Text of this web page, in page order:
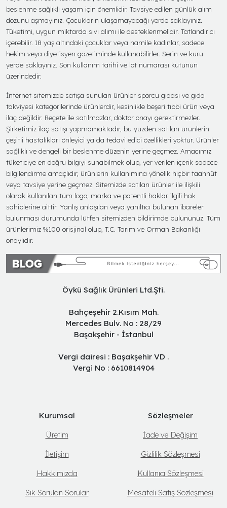
beslenme sağlıklı yaşam için önemlidir. Tavsiye edilen günlük alım
dozunu aşmayınız. Çocukların ulaşamayacağı yerde saklayınız.
Tüketimi, uygun miktarda sıvı alımı ile desteklenmelidir. Tatlandırıcı
içerebilir. 18 yaş altındaki çocuklar veya hamile kadınlar, sadece
hekim veya diyetisyen gözetiminde kullanabilirler. Serin ve kuru
yerde saklayınız. Son kullanım tarihi ve lot numarası kutunun
üzerindedir.
İnternet sitemizde satışa sunulan ürünler sporcu gıdası ve gıda
takviyesi kategorilerinde ürünlerdir, kesinlikle beşeri tıbbi ürün veya
ilaç değildir. Reçete ile satılmazlar, doktor onayı gerektirmezler.
Şirketimiz ilaç satışı yapmamaktadır, bu yüzden satılan ürünlerin
çeşitli hastalıkları önleyici ya da tedavi edici özellikleri yoktur. Ürünler
sağlıklı ve dengeli bir beslenme düzenin yerine geçmez. Amacımız
tüketiciye en doğru bilgiyi sunabilmek olup, yer verilen içerik sadece
bilgilendirme amaçlıdır, ürünlerin kullanımına yönelik hiçbir taahhüt
veya tavsiye yerine geçmez. Sitemizde satılan ürünler ile ilişkili
olarak kullanılan tüm logo, marka ve patentli haklar ilgili hak
sahiplerine aittir. Yanlış anlaşılan veya yanıltıcı bulunan ibareler
bulunması durumunda lütfen sitemizden bildirimde bulununuz. Tüm
ürünlerimiz %100 orisjinal olup, T.C. Tarım ve Orman Bakanlığı
onaylıdır.
Öykü Sağlık Ürünleri Ltd.Şti.
Bahçeşehir 2.Kısım Mah.
Mercedes Bulv. No : 28/29
Başakşehir - İstanbul
Vergi dairesi : Başakşehir VD .
Vergi No : 6610814904
Kurumsal
Üretim
İletişim
Hakkımızda
Sık Sorulan Sorular
Sözleşmeler
İade ve Değişim
Gizlilik Sözleşmesi
Kullanıcı Sözleşmesi
Mesafeli Satış Sözleşmesi